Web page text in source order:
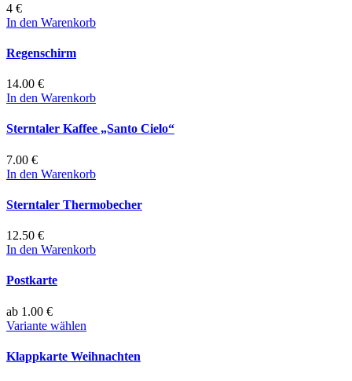
4 €
In den Warenkorb
Regenschirm
14.00 €
In den Warenkorb
Sterntaler Kaffee „Santo Cielo“
7.00 €
In den Warenkorb
Sterntaler Thermobecher
12.50 €
In den Warenkorb
Postkarte
ab 1.00 €
Variante wählen
Klappkarte Weihnachten